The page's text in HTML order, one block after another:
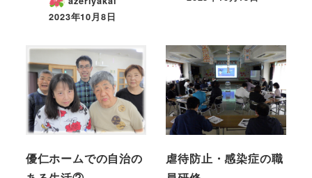
2023年10月8日
優仁ホームでの自治の
虐待防止・感染症の職